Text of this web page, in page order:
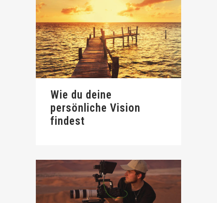
Wie du deine
persönliche Vision
findest